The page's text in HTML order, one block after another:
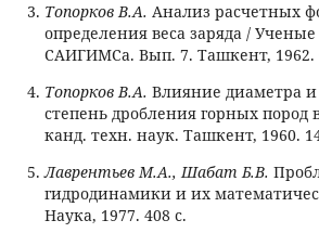
Топорков В.А. Анализ расчетных
определения веса заряда /
САИГИМСа. Вып. 7. Ташкент, 1962.
Топорков В.А. Влияние диаметра
степень дробления горных пород
канд. техн. наук. Ташкент, 1960.
Лаврентьев М.А., Шабат Б.В.
гидродинамики и их
Наука, 1977. 408 с.